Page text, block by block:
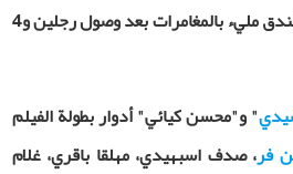
وتحكي هذه الكوميديا ​​قصة فندق مليء بالمغامرات بعد وصول رجلين و4
" و"محسن كيائي" أدوار بطولة الفيلم
فر، صدف اسبهيدي، مهلقا باقري، غلام